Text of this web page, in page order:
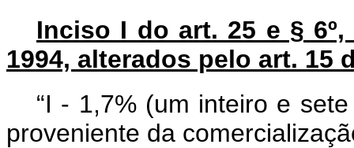
Inciso I do art. 25 e §
1994, alterados pelo art. 15
“I - 1,7% (um inteiro e
proveniente da